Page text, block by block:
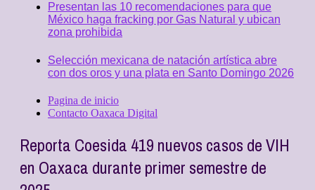
Presentan las 10 recomendaciones para que
México haga fracking por Gas Natural y ubican
zona prohibida
Selección mexicana de natación artística abre
con dos oros y una plata en Santo Domingo 2026
Pagina de inicio
Contacto Oaxaca Digital
Reporta Coesida 419 nuevos casos de VIH
en Oaxaca durante primer semestre de